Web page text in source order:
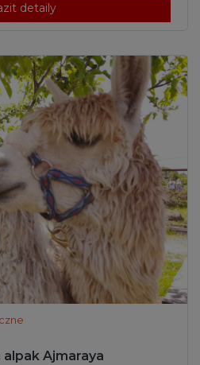
detaily
alpak Ajmaraya